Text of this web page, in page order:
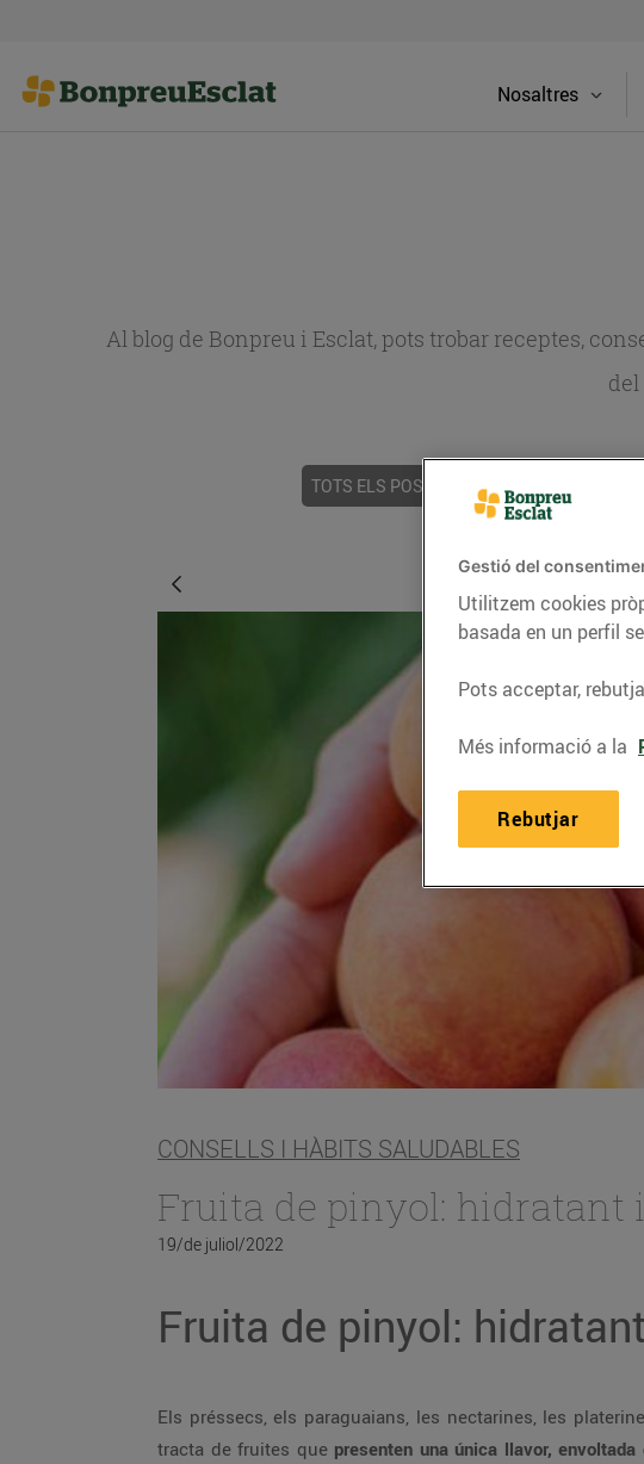
Nosaltres
Al blog de Bonpreu i Esclat, pots trobar receptes,
TOTS ELS POSTS ACTUALITAT
CONSELLS I HÀBITS SALUDABLES
Fruita de pinyol: hidratant
19/de juliol/2022
Fruita de pinyol:
Els préssecs, els paraguaians, les nectarines, les
tracta de fruites que presenten una única llavor, envoltada
Gestió del
Utilitzem cookies
basada en un perfil
Pots acceptar,
Més informació a la
Rebutjar